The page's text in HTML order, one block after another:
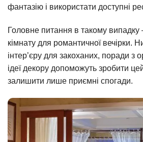
фантазію і використати доступні
Головне питання в такому випадку
кімнату для романтичної вечірки.
інтер’єру для закоханих, поради з
ідеї декору допоможуть зробити
залишити лише приємні спогади.